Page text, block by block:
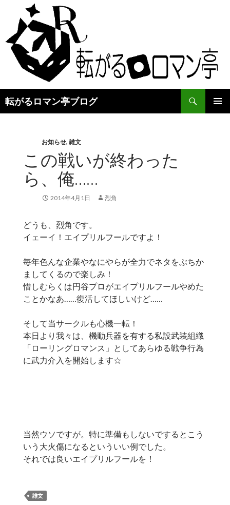
転がるロマン亭ブログ
検
索
お知らせ, 雑文
この戦いが終わった
ら、俺……
2014年4月1日 烈角
どうも、烈角です。
イェーイ！エイプリルフールですよ！
毎年色んな企業やなにやらが全力でネタをぶちか
ましてくるので楽しみ！
惜しむらくは円谷プロがエイプリルフールやめた
ことかなあ……復活してほしいけど……
そして当サークルも心機一転！
本日より我々は、機動兵器を有する私設武装組織
「ローリングロマンス」としてあらゆる戦争行為
に武力介入を開始します☆
当然ウソですが。特に準備もしないでするとこう
いう大火傷になるといういい例でした。
それでは良いエイプリルフールを！
雑文